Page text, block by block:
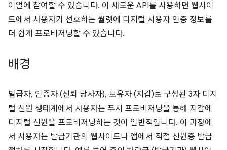
이얼에 참여할 수 있습니다. 이 새로운 API를 사용하면 웹사이
트에서 사용자가 선호하는 월렛에 디지털 사용자 인증 정보를
더 쉽게 프로비저닝할 수 있습니다.
배경
발급자, 인증자 (신뢰 당사자), 보유자 (지갑)로 구성된 3자 디지
털 신원 생태계에서 사용자는 푸시 프로비저닝을 통해 지갑에
디지털 신원을 프로비저닝하는 것이 일반적입니다. 이 과정에
서 사용자는 발급기관의 웹사이트나 앱에서 직접 신원증 발급